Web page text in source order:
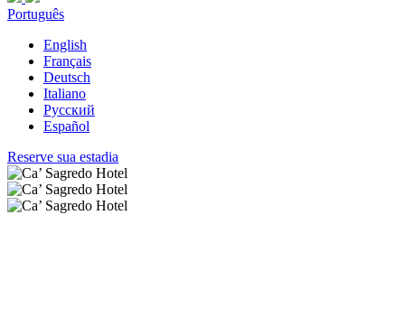
Português
English
Français
Deutsch
Italiano
Русский
Español
Reserve sua estadia